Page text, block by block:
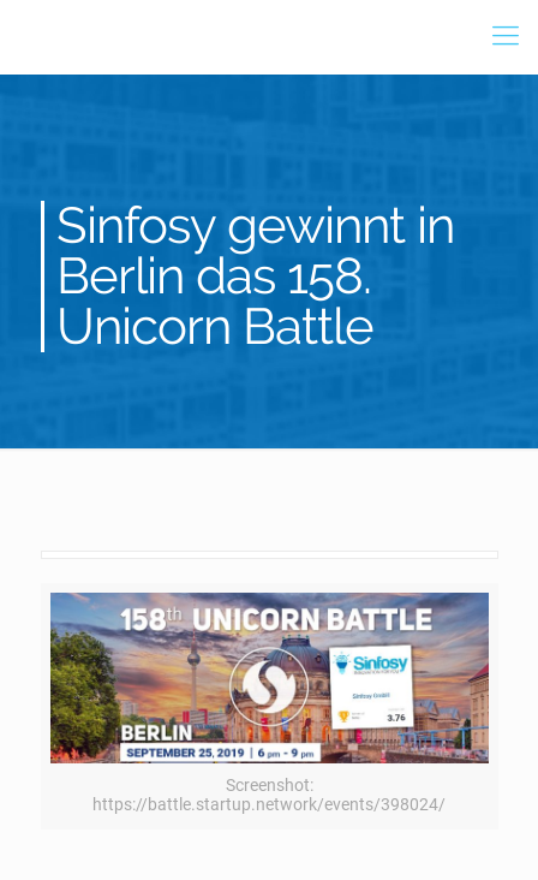
Sinfosy gewinnt in
Berlin das 158.
Unicorn Battle
Screenshot:
https://battle.startup.network/events/398024/